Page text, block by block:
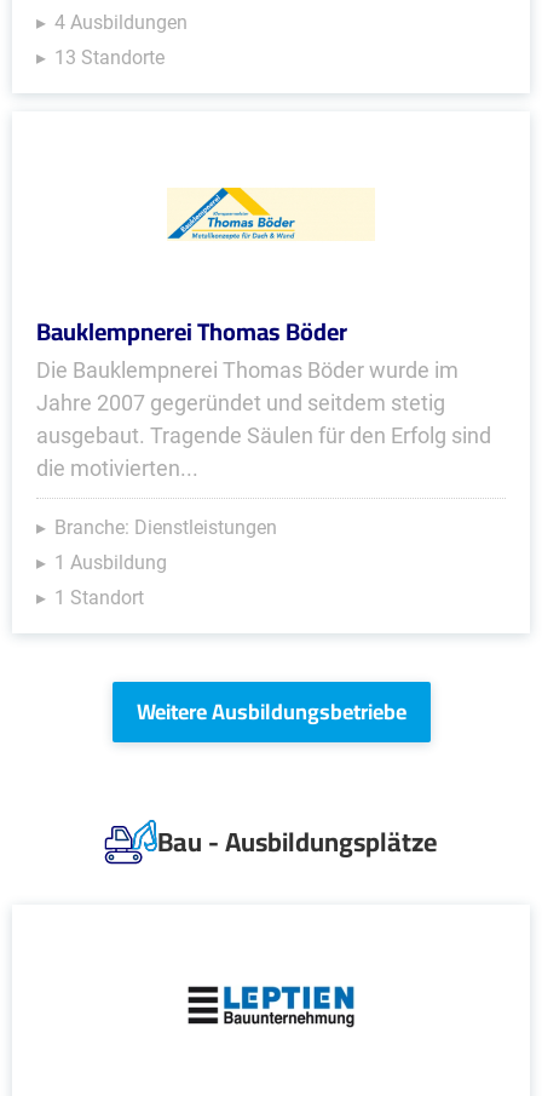
4 Ausbildungen
13 Standorte
Bauklempnerei Thomas Böder
Die Bauklempnerei Thomas Böder wurde im
Jahre 2007 gegeründet und seitdem stetig
ausgebaut. Tragende Säulen für den Erfolg sind
die motivierten...
Branche: Dienstleistungen
1 Ausbildung
1 Standort
Weitere Ausbildungsbetriebe
Bau - Ausbildungsplätze